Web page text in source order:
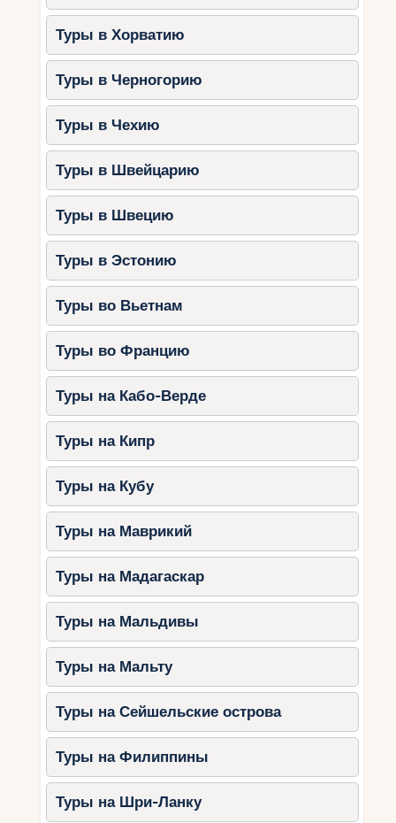
Туры в Хорватию
Туры в Черногорию
Туры в Чехию
Туры в Швейцарию
Туры в Швецию
Туры в Эстонию
Туры во Вьетнам
Туры во Францию
Туры на Кабо-Верде
Туры на Кипр
Туры на Кубу
Туры на Маврикий
Туры на Мадагаскар
Туры на Мальдивы
Туры на Мальту
Туры на Сейшельские острова
Туры на Филиппины
Туры на Шри-Ланку